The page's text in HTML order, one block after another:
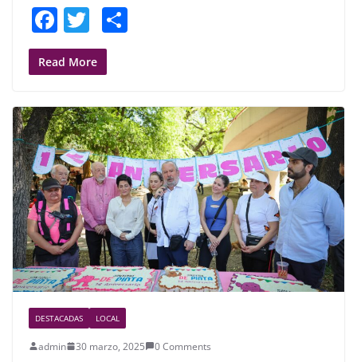
F
a
c
b
o
o
k
T
w
itt
Read More
DESTACADAS LOCAL
admin 30 marzo, 2025 0 Comments